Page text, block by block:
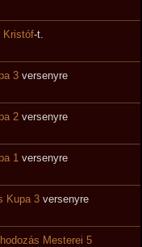
Kristóf-t.
3 versenyre
2 versenyre
1 versenyre
Kupa 3 versenyre
Mesterei 5